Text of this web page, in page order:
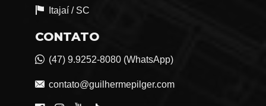
Itajaí / SC
CONTATO
(47) 9.9252-8080 (WhatsApp)
contato@guilhermepilger.com